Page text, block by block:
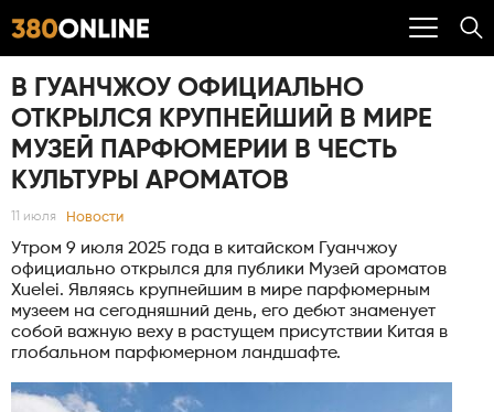
В ГУАНЧЖОУ ОФИЦИАЛЬНО
ОТКРЫЛСЯ КРУПНЕЙШИЙ В МИРЕ
МУЗЕЙ ПАРФЮМЕРИИ В ЧЕСТЬ
КУЛЬТУРЫ АРОМАТОВ
11 июля Новости
Утром 9 июля 2025 года в китайском Гуанчжоу
официально открылся для публики Музей ароматов
Xuelei. Являясь крупнейшим в мире парфюмерным
музеем на сегодняшний день, его дебют знаменует
собой важную веху в растущем присутствии Китая в
глобальном парфюмерном ландшафте.